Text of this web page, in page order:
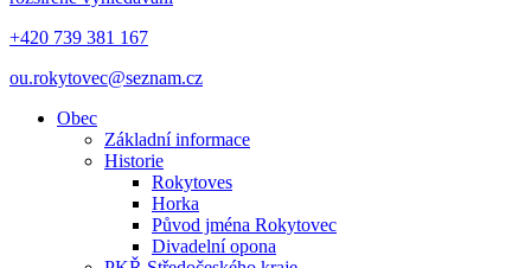
+420 739 381 167
ou.rokytovec@seznam.cz
Obec
Základní informace
Historie
Rokytoves
Horka
Původ jména Rokytovec
Divadelní opona